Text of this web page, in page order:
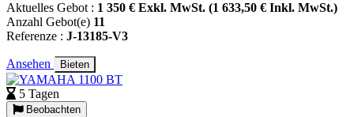
Aktuelles Gebot : 1 350 € Exkl. MwSt. (1 633,50 € Inkl. MwSt.)
Anzahl Gebot(e) 11
Referenze : J-13185-V3
Ansehen Bieten
5 Tagen
Beobachten